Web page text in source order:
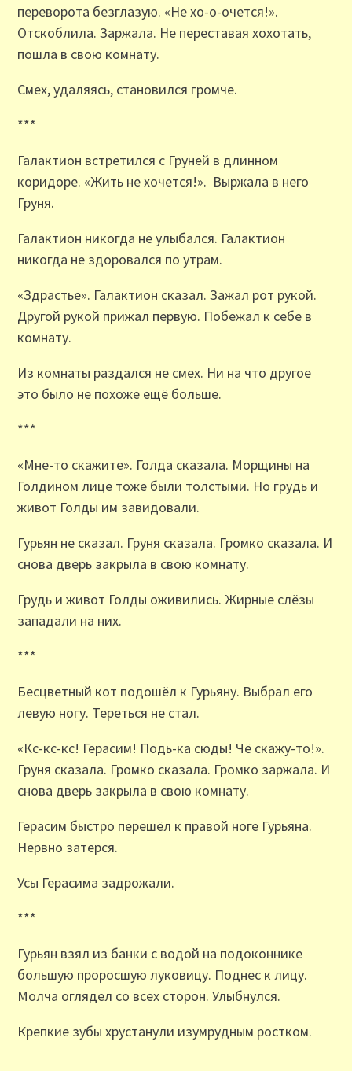
переворота безглазую. «Не хо-о-очется!».
Отскоблила. Заржала. Не переставая хохотать,
пошла в свою комнату.
Смех, удаляясь, становился громче.
***
Галактион встретился с Груней в длинном
коридоре. «Жить не хочется!». Выржала в него
Груня.
Галактион никогда не улыбался. Галактион
никогда не здоровался по утрам.
«Здрастье». Галактион сказал. Зажал рот рукой.
Другой рукой прижал первую. Побежал к себе в
комнату.
Из комнаты раздался не смех. Ни на что другое
это было не похоже ещё больше.
***
«Мне-то скажите». Голда сказала. Морщины на
Голдином лице тоже были толстыми. Но грудь и
живот Голды им завидовали.
Гурьян не сказал. Груня сказала. Громко сказала. И
снова дверь закрыла в свою комнату.
Грудь и живот Голды оживились. Жирные слёзы
западали на них.
***
Бесцветный кот подошёл к Гурьяну. Выбрал его
левую ногу. Тереться не стал.
«Кс-кс-кс! Герасим! Подь-ка сюды! Чё скажу-то!».
Груня сказала. Громко сказала. Громко заржала. И
снова дверь закрыла в свою комнату.
Герасим быстро перешёл к правой ноге Гурьяна.
Нервно затерся.
Усы Герасима задрожали.
***
Гурьян взял из банки с водой на подоконнике
большую проросшую луковицу. Поднес к лицу.
Молча оглядел со всех сторон. Улыбнулся.
Крепкие зубы хрустанули изумрудным ростком.